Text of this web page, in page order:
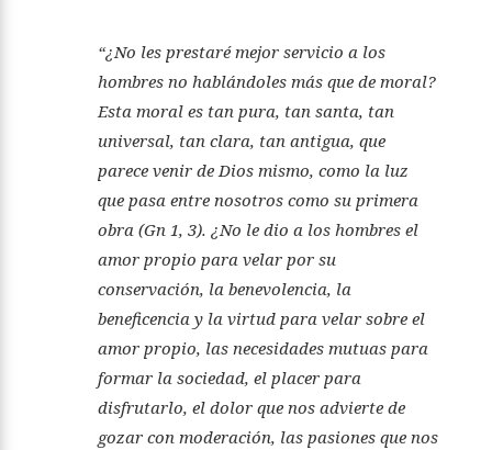
“¿No les prestaré mejor servicio a los
hombres no hablándoles más que de moral?
Esta moral es tan pura, tan santa, tan
universal, tan clara, tan antigua, que
parece venir de Dios mismo, como la luz
que pasa entre nosotros como su primera
obra (Gn 1, 3). ¿No le dio a los hombres el
amor propio para velar por su
conservación, la benevolencia, la
beneficencia y la virtud para velar sobre el
amor propio, las necesidades mutuas para
formar la sociedad, el placer para
disfrutarlo, el dolor que nos advierte de
gozar con moderación, las pasiones que nos